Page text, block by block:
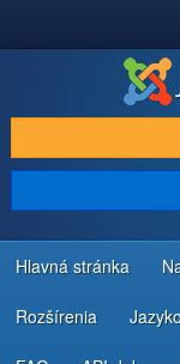
STIAHNUŤ & ROZŠÍRIŤ
OBJAVUJTE & UČTE
KOMUNITA &
ZDROJE INFORMÁCIÍ
Hlavná stránka
Rozšírenia